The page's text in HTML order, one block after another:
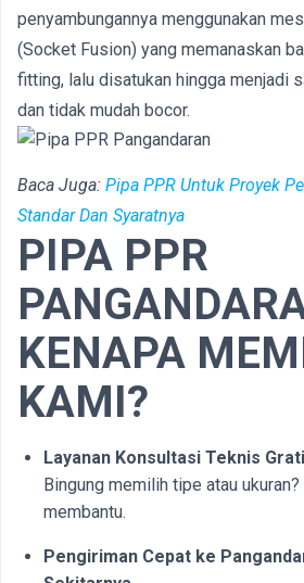
penyambungannya menggunakan
(Socket Fusion) yang memanaskan
fitting, lalu disatukan hingga menjadi
dan tidak mudah bocor.
Baca Juga: Pipa PPR Untuk Proyek
Standar Dan Syaratnya
PIPA PPR
KENAPA
KAMI?
Layanan Konsultasi Teknis
Bingung memilih tipe atau
membantu.
Pengiriman Cepat ke